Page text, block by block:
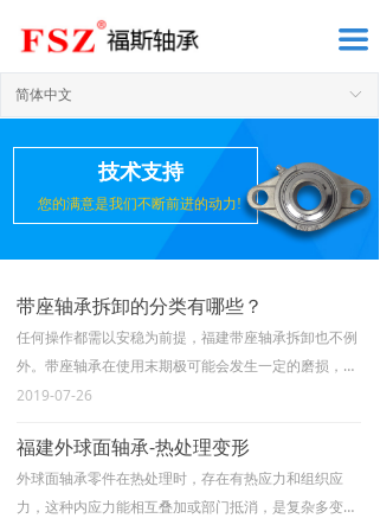
끀
ꀅ
简体中文
您的满意是我们不断前进的动力!
技术支持
带座轴承拆卸的分类有哪些？
任何操作都需以安稳为前提，福建带座轴承拆卸也不例
外。带座轴承在使用末期极可能会发生一定的磨损，在
这种情况下如果拆卸方法不当，外力施加不合理，极可
2019-07-26
福建外球面轴承-热处理变形
外球面轴承零件在热处理时，存在有热应力和组织应
力，这种内应力能相互叠加或部门抵消，是复杂多变